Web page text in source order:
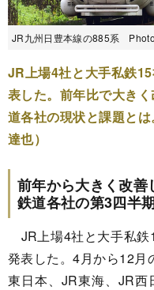
JR九州日豊本線の885系
JR上場4社と大手私鉄
表した。前年比で大き
道各社の現状と課題と
達也）
前年から大きく改善
鉄道各社の第3四半
JR上場4社と大手私鉄
発表した。4月から12月
東日本、JR東海、JR西